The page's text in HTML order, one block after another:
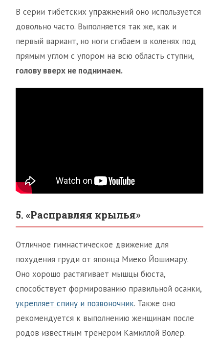
В серии тибетских упражнений оно используется
довольно часто. Выполняется так же, как и
первый вариант, но ноги сгибаем в коленях под
прямым углом с упором на всю область ступни,
голову вверх не поднимаем.
5. «Расправляя крылья»
Отличное гимнастическое движение для
похудения груди от японца Миеко Йошимару.
Оно хорошо растягивает мышцы бюста,
способствует формированию правильной осанки,
укрепляет спину и позвоночник. Также оно
рекомендуется к выполнению женщинам после
родов известным тренером Камиллой Волер.